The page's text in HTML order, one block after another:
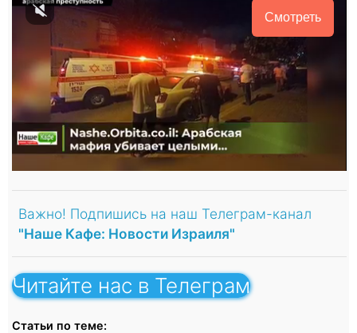
Смотреть
Важно! Подпишись на наш Телеграм-канал
"Наше Кафе: Новости Израиля"
Читайте нас в Телеграм
Статьи по теме: